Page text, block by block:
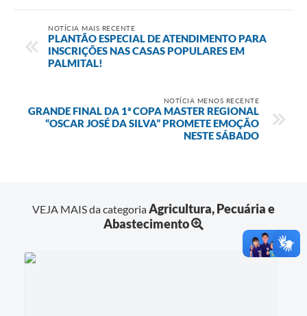
NOTÍCIA MAIS RECENTE
PLANTÃO ESPECIAL DE ATENDIMENTO PARA
INSCRIÇÕES NAS CASAS POPULARES EM
PALMITAL!
NOTÍCIA MENOS RECENTE
GRANDE FINAL DA 1ª COPA MASTER REGIONAL
“OSCAR JOSÉ DA SILVA” PROMETE EMOÇÃO
NESTE SÁBADO
VEJA MAIS da categoriaAgricultura, Pecuária e
Abastecimento